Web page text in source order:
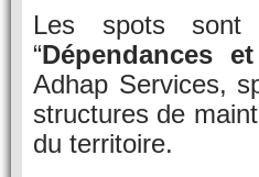
Les spots sont
“Dépendances
Adhap Services,
structures de
du territoire.